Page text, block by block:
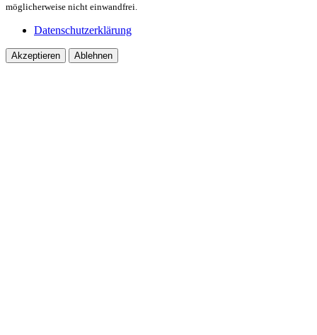
möglicherweise nicht einwandfrei.
Datenschutzerklärung
Akzeptieren Ablehnen